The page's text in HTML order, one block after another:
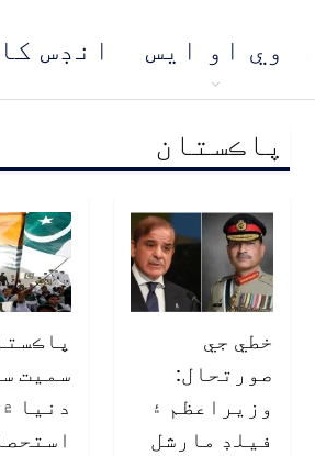
انڊس وي او ايس
پاڪستان مُنڍ
پاڪستان
خطي جي
صورتحال:
وزيراعظم ۽
فيلڊ مارشل
سميت
دنيا